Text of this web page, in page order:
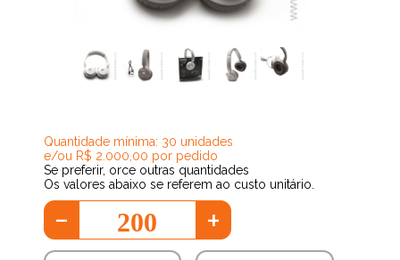
Quantidade mínima: 30 unidades
e/ou R$ 2.000,00 por pedido
Se preferir, orce outras quantidades
Os valores abaixo se referem ao custo unitário.
- +